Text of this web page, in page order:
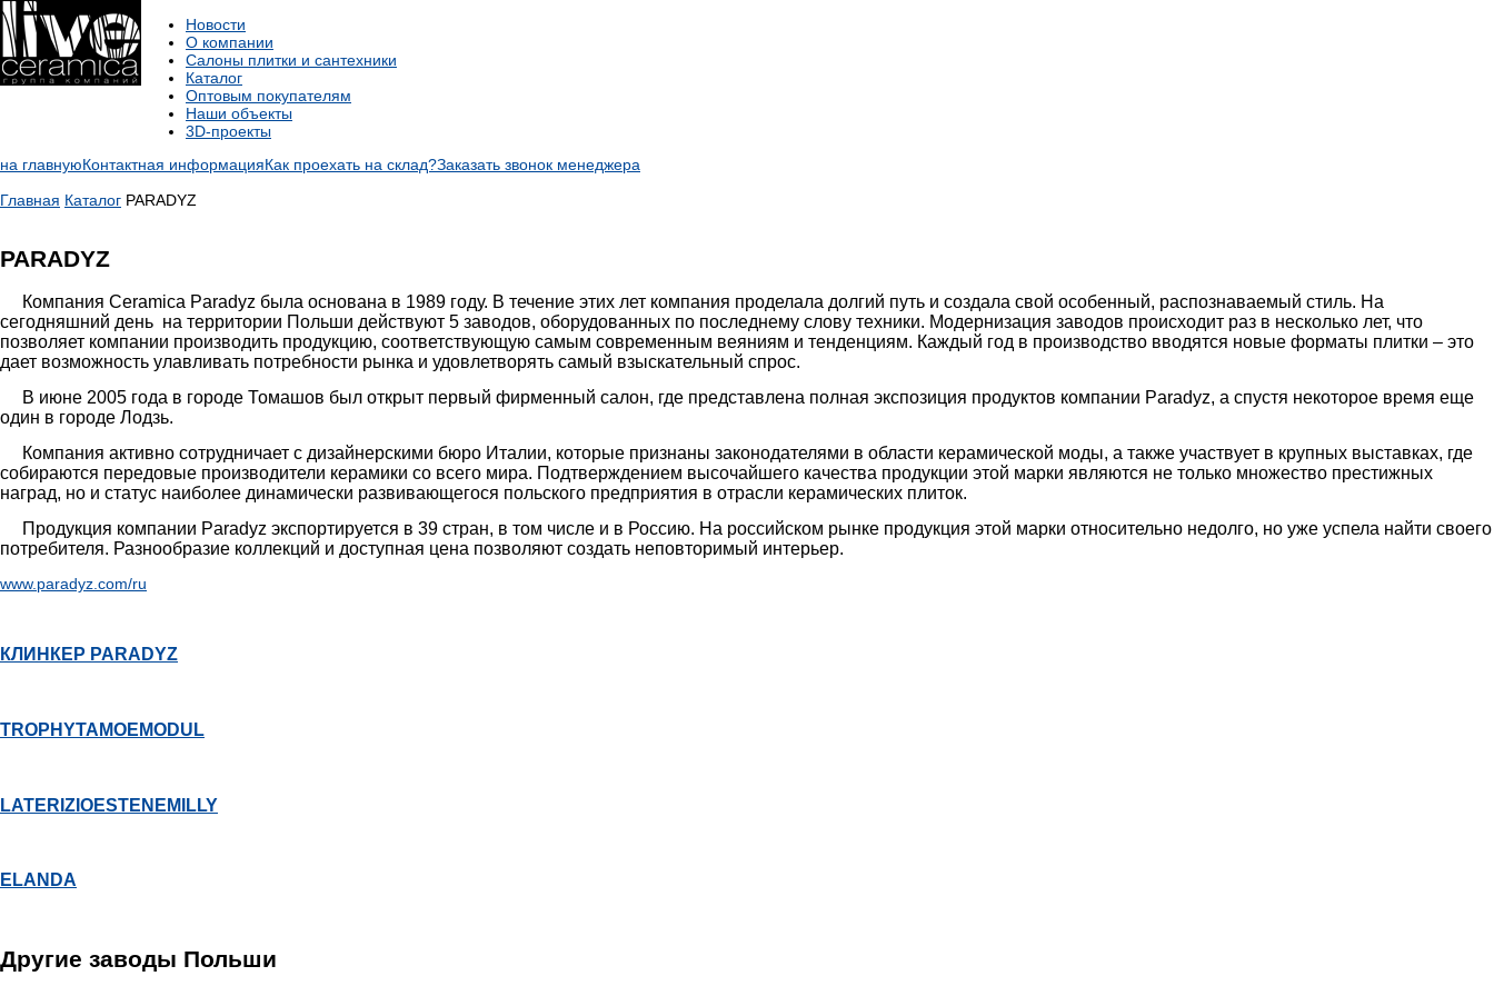
Новости
О компании
Салоны плитки и сантехники
Каталог
Оптовым покупателям
Наши объекты
3D-проекты
на главнуюКонтактная информацияКак проехать на склад?Заказать звонок менеджера
Главная Каталог PARADYZ
PARADYZ
Компания Ceramica Paradyz была основана в 1989 году. В течение этих лет компания проделала долгий путь и создала свой особенный, распознаваемый стиль. На
сегодняшний день на территории Польши действуют 5 заводов, оборудованных по последнему слову техники. Модернизация заводов происходит раз в несколько лет, что
позволяет компании производить продукцию, соответствующую самым современным веяниям и тенденциям. Каждый год в производство вводятся новые форматы плитки – это
дает возможность улавливать потребности рынка и удовлетворять самый взыскательный спрос.
В июне 2005 года в городе Томашов был открыт первый фирменный салон, где представлена полная экспозиция продуктов компании Paradyz, а спустя некоторое время еще
один в городе Лодзь.
Компания активно сотрудничает с дизайнерскими бюро Италии, которые признаны законодателями в области керамической моды, а также участвует в крупных выставках, где
собираются передовые производители керамики со всего мира. Подтверждением высочайшего качества продукции этой марки являются не только множество престижных
наград, но и статус наиболее динамически развивающегося польского предприятия в отрасли керамических плиток.
Продукция компании Paradyz экспортируется в 39 стран, в том числе и в Россию. На российском рынке продукция этой марки относительно недолго, но уже успела найти своего
потребителя. Разнообразие коллекций и доступная цена позволяют создать неповторимый интерьер.
www.paradyz.com/ru
КЛИНКЕР PARADYZ
TROPHYTAMOEMODUL
LATERIZIOESTENEMILLY
ELANDA
Другие заводы Польши